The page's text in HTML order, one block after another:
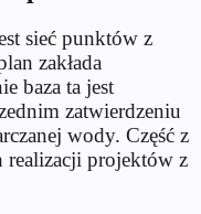
sieć punktów z
zakłada
baza ta jest
zatwierdzeniu
wody. Część z
realizacji projektów z